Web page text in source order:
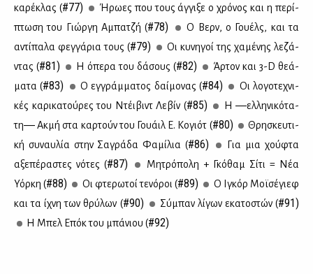
κα­ρέ­κλας (#77)
Ήρω­ες που τους άγ­γι­ξε ο χρό­νος και η πε­ρί­
πτω­ση του Γιώρ­γη Αμπα­τζή (#78)
Ο Βερν, ο Γου­έλς, και τα
αντί­πα­λα φεγ­γά­ρια τους (#79)
Οι κυ­νη­γοί της χα­μέ­νης λε­ζά­
ντας (#81) Η όπε­ρα του δά­σους (#82)
Άρ­τον και 3-D θε­ά­
μα­τα (#83) Ο εγ­γράμ­μα­τος δαί­μο­νας (#84)
Οι λο­γο­τε­χνι­
κές κα­ρι­κα­τού­ρες του Ντέι­βιντ Λε­βίν (#85)
Η ―ελ­λη­νι­κό­τα­
τη― Ακ­μή στα καρ­τούν του Γουάιλ Ε. Κο­γιότ (#80)
Θρη­σκευ­τι­
κή συ­ναυ­λία στην Σα­γρά­δα Φα­μί­λια (#86)
Για μια χού­φτα
αξε­πέ­ρα­στες νό­τες (#87)
Μη­τρό­πο­λη + Γκό­θαμ Σί­τι = Νέα
Υόρ­κη (#88) Οι φτε­ρω­τοί τε­νό­ροι (#89)
Ο Ιγκόρ Μοϊ­σέ­γιεφ
και τα ίχνη των θρύ­λων (#90) Σύ­μπαν λί­γων εκα­το­στών (#91)
Η Μπελ Επόκ του μπά­νιου (#92)